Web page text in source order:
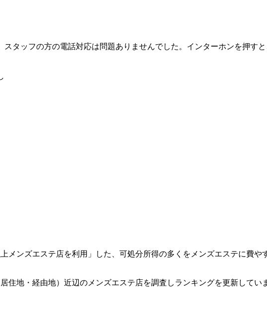
スタッフの方の電話対応は問題ありませんでした。インターホンを押す
メンズエステ店を利用」した、可処分所得の多くをメンズエステに費
地・経由地）近辺のメンズエステ店を調査しランキングを更新してい